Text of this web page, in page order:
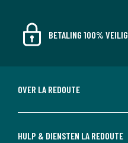
BETALING 100% VEILIG
OVER LA REDOUTE
HULP & DIENSTEN LA REDOUTE